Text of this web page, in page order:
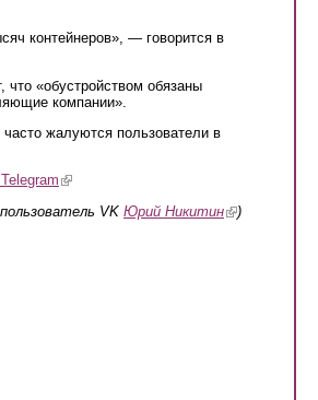
контейнеров», — говорится в
что «обустройством обязаны
компании».
жалуются пользователи в
(link is external)
VK Юрий Никитин(link is external)
)